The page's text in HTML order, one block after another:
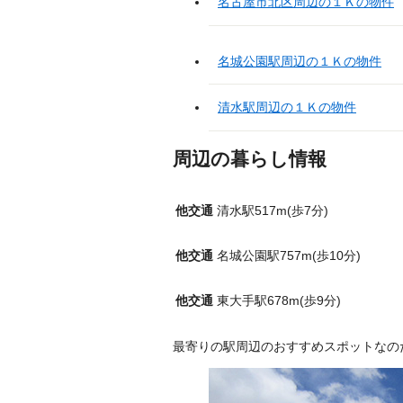
名城公園駅周辺の１Ｋの物件
清水駅周辺の１Ｋの物件
周辺の暮らし情報
他交通 清水駅517m(歩7分)
他交通 名城公園駅757m(歩10分)
他交通 東大手駅678m(歩9分)
最寄りの駅周辺のおすすめスポットなの